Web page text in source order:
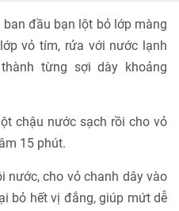
đầu bạn lột bỏ lớp màng
vỏ tím, rửa với nước lạnh
từng sợi dày khoảng
chậu nước sạch rồi cho vỏ
15 phút.
nước, cho vỏ chanh dây vào
bỏ hết vị đắng, giúp mứt dễ